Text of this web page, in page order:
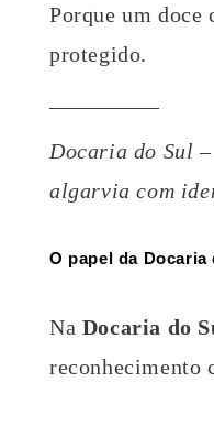
Porque um doce
protegido.
Docaria do Sul
algarvia com
O papel da Docaria
Na Docaria do
reconhecimento